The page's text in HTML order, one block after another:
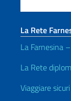
La Rete
La Farnesina
La Rete
Viaggiare sicuri